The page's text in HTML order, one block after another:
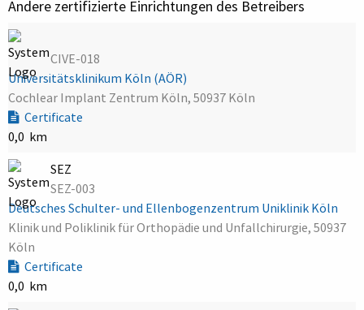
Andere zertifizierte Einrichtungen des Betreibers
CIVE-018
Universitätsklinikum Köln (AÖR)
Cochlear Implant Zentrum Köln, 50937 Köln
Certificate
0,0 km
SEZ
SEZ-003
Deutsches Schulter- und Ellenbogenzentrum Uniklinik Köln
Klinik und Poliklinik für Orthopädie und Unfallchirurgie, 50937
Köln
Certificate
0,0 km